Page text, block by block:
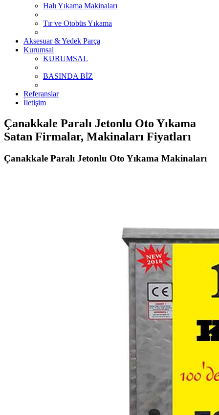
Halı Yıkama Makinaları
Tır ve Otobüs Yıkama
Aksesuar & Yedek Parça
Kurumsal
KURUMSAL
BASINDA BİZ
Referanslar
İletişim
Çanakkale Paralı Jetonlu Oto Yıkama
Satan Firmalar, Makinaları Fiyatları
Çanakkale Paralı Jetonlu Oto Yıkama Makinaları